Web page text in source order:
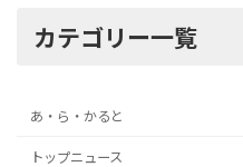
カテゴリー一覧
あ・ら・かると
トップニュース